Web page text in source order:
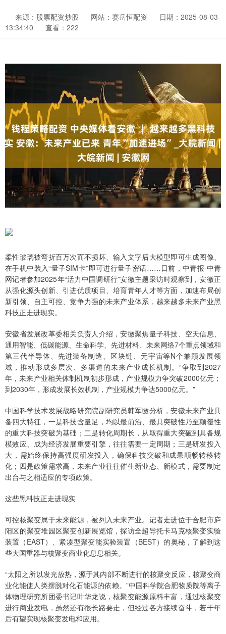
来源：股票配资炒股 网站：赛岳恒配资
日期：2025-08-03
13:34:40
查看：222
柔性玻璃被弯折百万次而不损坏、输入文字后大模型即可生成图像、
在手机中装入“量子SIM卡”即可进行量子密话……日前，中青报·中青
网记者参加2025年“活力中国调研行”安徽主题采访时观察到，安徽正
从强化源头创新、引进优质项目、培育青年人才等方面，加速布局创
新引领、自主可控、竞争力强的未来产业体系，越来越多未来产业黑
科技正走进现实。
安徽省发展改革委相关负责人介绍，安徽聚焦量子科技、空天信息、
通用智能、低碳能源、生命科学、先进材料、未来网络7个重点领域和
第三代半导体、先进装备制造、区块链、元宇宙等N个兼顾发展领
域，推动形成多层次、多渠道的未来产业成长机制。“争取到2027
年，未来产业相关体制机制初步形成，产业规模力争突破2000亿元；
到2030年，形成发展长效机制，产业规模力争达5000亿元。”
中国科学技术发展战略研究院副研究员韩军徽分析，安徽未来产业具
备四大特征，一是科技含量足，均以最前沿、最具突破性乃至颠覆性
的重大科技突破为基础；二是转化周期长，从取得重大突破到具备规
模效应、成为经济发展重要引擎，往往需要一定周期；三是研发投入
大，需始终保持高强度研发投入，确保科技突破和成果顺畅转移转
化；四是政策需求高，未来产业往往催生新业态、新模式，需要制定
出台与之相适应的专项政策。
这些黑科技正走进现实
可控核聚变属于未来能源，被列入未来产业。记者走进位于合肥市庐
阳区的聚变堆园区聚变创新展览馆，探访全超导托卡马克核聚变实验
装置（EAST）、紧凑型聚变能实验装置（BEST）的奥秘，了解到这
些大国重器与核聚变商业化息息相关。
“太阳之所以发光放热，源于其内部不断进行的核聚变反应，核聚变商
业化能使人类摆脱对化石能源的依赖。”中国科学院合肥物质院等离子
体物理研究所团委书记叶华龙说，核聚变能源原料丰富，通过核聚变
进行商业发电，虽然还有很长路要走，但经过各方接续奋斗，若干年
后有望实现核聚变发电和应用。